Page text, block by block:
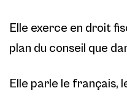
Elle exerce en droit
plan du conseil que
Elle parle le français,